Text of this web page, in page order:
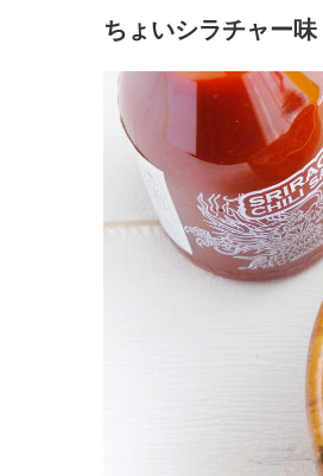
ちょいシラチャー味